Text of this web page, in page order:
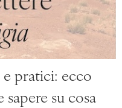
pratici: ecco
su cosa